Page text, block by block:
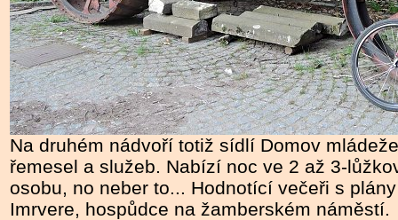
Na druhém nádvoří totiž sídlí Domov
řemesel a služeb. Nabízí noc ve 2 až 3-
osobu, no neber to... Hodnotící večeři s
Imrvere, hospůdce na žamberském náměstí.